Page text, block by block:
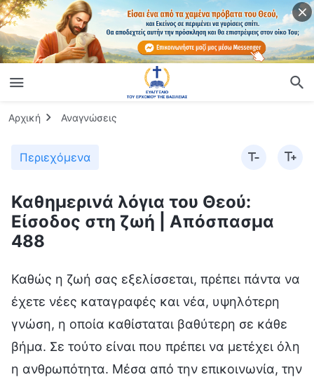
Αρχική Αναγνώσεις
Περιεχόμενα
Καθημερινά λόγια του Θεού:
Είσοδος στη ζωή | Απόσπασμα
488
Καθώς η ζωή σας εξελίσσεται, πρέπει πάντα να
έχετε νέες καταγραφές και νέα, υψηλότερη
γνώση, η οποία καθίσταται βαθύτερη σε κάθε
βήμα. Σε τούτο είναι που πρέπει να μετέχει όλη
η ανθρωπότητα. Μέσα από την επικοινωνία, την